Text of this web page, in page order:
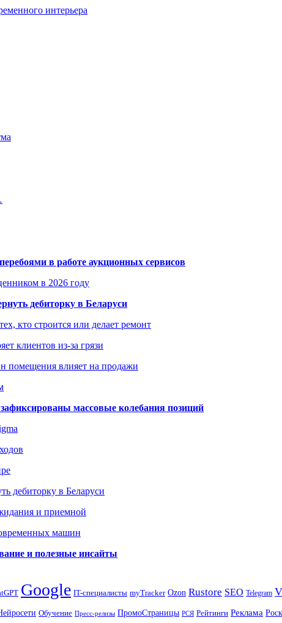
интерьера
в работе аукционных сервисов
в 2026 году
дебиторку в Беларуси
кто строится или делает ремонт
клиентов из-за грязи
помещения влияет на продажи
массовые колебания позиций
дебиторку в Беларуси
и приемной
машин
и полезные инсайты
Google IT-специалисты myTracker Ozon Rustore SEO Telegram
Обучение Пресс-релизы ПромоСтраницы РСЯ Рейтинги Реклама